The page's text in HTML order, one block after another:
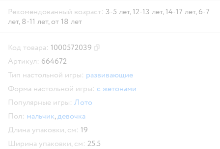
Рекомендованный возраст: 3-5 лет,12-13 лет,14-17 лет, 6-7
лет, 8-11 лет, от 18 лет
Код товара: 1000572039
Артикул: 664672
Тип настольной игры: развивающие
Форма настольной игры: с жетонами
Популярные игры: Лото
Пол: мальчик,девочка
Длина упаковки, см: 19
Ширина упаковки, см: 25.5